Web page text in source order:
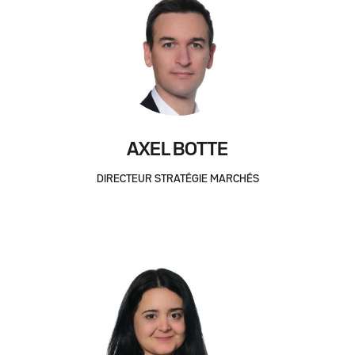
AXEL BOTTE
DIRECTEUR STRATÉGIE MARCHÉS